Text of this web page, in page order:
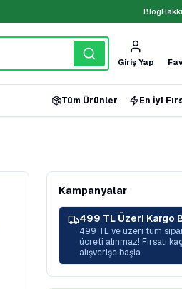
Blog
Giriş Yap
Tüm Ürünler En İyi
Kampanyalar
499 TL Üzeri Kargo
499 TL ve üzeri tüm
ücreti alınmaz! Fırsatı
alışverişe başla.